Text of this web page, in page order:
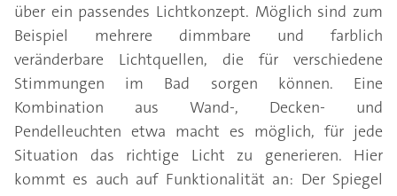
über ein passendes Lichtkonzept. Möglich sind zum
Beispiel mehrere dimmbare und farblich
veränderbare Lichtquellen, die für verschiedene
Stimmungen im Bad sorgen können. Eine
Kombination aus Wand-, Decken- und
Pendelleuchten etwa macht es möglich, für jede
Situation das richtige Licht zu generieren. Hier
kommt es auch auf Funktionalität an: Der Spiegel